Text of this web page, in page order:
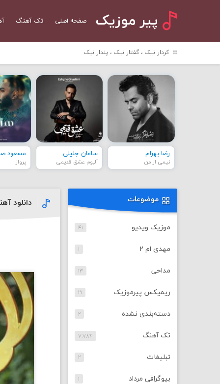
پیر موزیک صفحه اصلی تک آهنگ
کردار نیک ، گفتار نیک ، پندار نیک
رضا بهرام
نیمی از من
سامان جلیلی
آلبوم عشق قدیمی
مسعود
پرواز
موضوعات
موزیک ویدیو ۴۱
مهدی ام ۲ ۱
مداحی ۱۳
ریمیکس پیرموزیک ۲۱
دسته‌بندی نشده ۲
تک آهنگ ۷,۷۸۴
تبلیغات ۲
بیوگرافی مرداد ۱